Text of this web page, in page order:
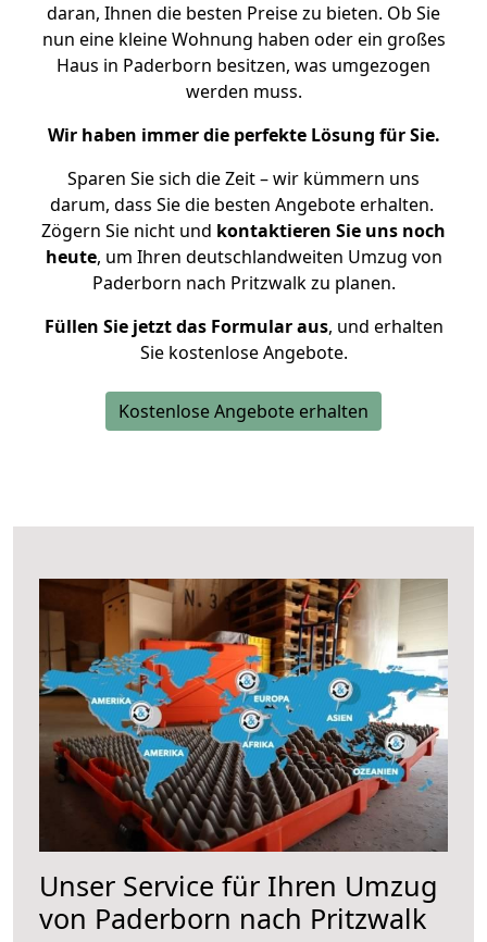
daran, Ihnen die besten Preise zu bieten. Ob Sie
nun eine kleine Wohnung haben oder ein großes
Haus in Paderborn besitzen, was umgezogen
werden muss.
Wir haben immer die perfekte Lösung für Sie.
Sparen Sie sich die Zeit – wir kümmern uns
darum, dass Sie die besten Angebote erhalten.
Zögern Sie nicht und kontaktieren Sie uns noch
heute, um Ihren deutschlandweiten Umzug von
Paderborn nach Pritzwalk zu planen.
Füllen Sie jetzt das Formular aus, und erhalten
Sie kostenlose Angebote.
Kostenlose Angebote erhalten
Unser Service für Ihren Umzug
von Paderborn nach Pritzwalk